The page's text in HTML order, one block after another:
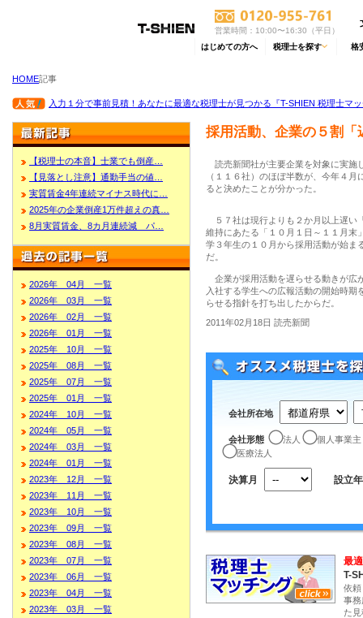
営業時間：10:00〜16:30（平日）
はじめての方へ 税理士を探す 格
HOME記事
入力１分で事前見積！あなたに最適な税理士が見つかる『T-SHIEN 税理士マ
【税理士の本音】士業でも倒産…
【見落とし注意】通勤手当の値…
実質賃金4年連続マイナス時代に…
2025年の企業倒産1万件超えの真…
8月実質賃金、8カ月連続減 パ…
2026年 04月 一覧
2026年 03月 一覧
2026年 02月 一覧
2026年 01月 一覧
2025年 10月 一覧
2025年 08月 一覧
2025年 07月 一覧
2025年 01月 一覧
2024年 10月 一覧
2024年 05月 一覧
2024年 03月 一覧
2024年 01月 一覧
2023年 12月 一覧
2023年 11月 一覧
2023年 10月 一覧
2023年 09月 一覧
2023年 08月 一覧
2023年 07月 一覧
2023年 06月 一覧
2023年 04月 一覧
2023年 03月 一覧
採用活動、企業の５割
読売新聞社が主要企業を対象に実施
（１１６社）のほぼ半数が、今年４
ると決めたことが分かった。
５７社は現行よりも２か月以上遅い
維持にあたる「１０月１日～１１月末
学３年生の１０月から採用活動が始ま
だ。
企業が採用活動を遅らせる動きが広
入社する学生への広報活動の開始時
らせる指針を打ち出したからだ。
2011年02月18日 読売新聞
会社所在地
会社形態 法人
個人事業主
医療法人
決算月 設立年
最適
T-
依頼
事務
た